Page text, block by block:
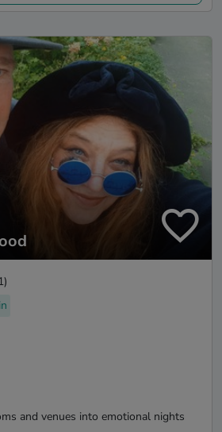
and venues into emotional nights